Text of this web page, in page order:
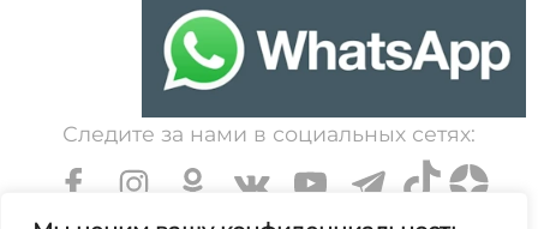
Следите за нами в социальных сетях: